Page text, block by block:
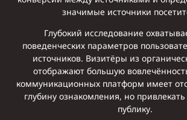
значимые источники
Глубокий исследование
поведенческих параметров
источников. Визитёры из
отображают большую
коммуникационных платформ имеет
глубину ознакомления, но
публику.